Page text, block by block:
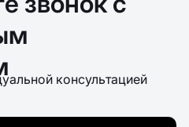
консультацией